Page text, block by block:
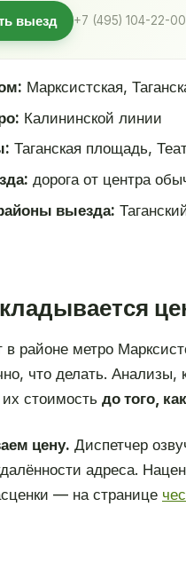
выезд +7 (495) 104-22-
Марксистская,
Калининской линии
Таганская площадь,
дорога от центра
выезда:
в районе метро
что делать.
их стоимость до того,
цену. Диспетчер
адреса.
— на странице